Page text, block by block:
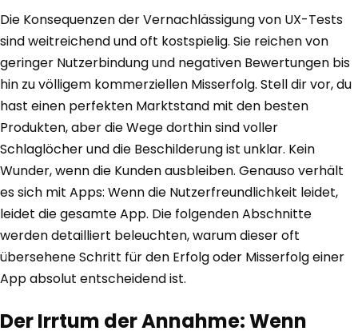
Die Konsequenzen der Vernachlässigung von UX-Tests
sind weitreichend und oft kostspielig. Sie reichen von
geringer Nutzerbindung und negativen Bewertungen bis
hin zu völligem kommerziellen Misserfolg. Stell dir vor, du
hast einen perfekten Marktstand mit den besten
Produkten, aber die Wege dorthin sind voller
Schlaglöcher und die Beschilderung ist unklar. Kein
Wunder, wenn die Kunden ausbleiben. Genauso verhält
es sich mit Apps: Wenn die Nutzerfreundlichkeit leidet,
leidet die gesamte App. Die folgenden Abschnitte
werden detailliert beleuchten, warum dieser oft
übersehene Schritt für den Erfolg oder Misserfolg einer
App absolut entscheidend ist.
Der Irrtum der Annahme: Wenn